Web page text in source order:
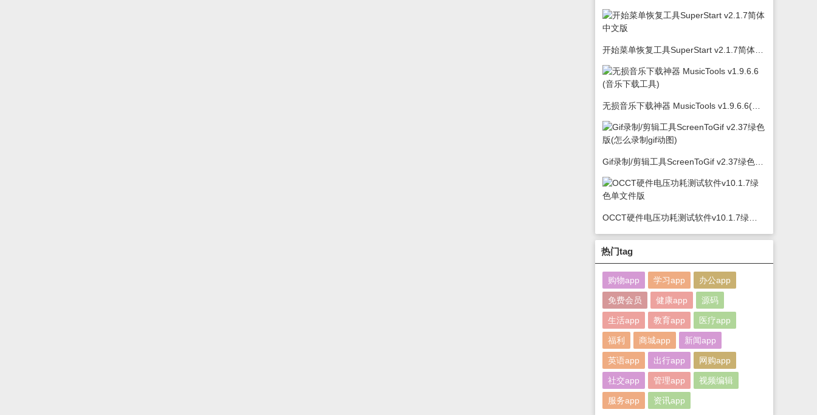
热门tag
购物app 学习app 办公app
免费会员 健康app 源码
生活app 教育app 医疗app
福利 商城app 新闻app
英语app 出行app 网购app
社交app 管理app 视频编辑
服务app 资讯app